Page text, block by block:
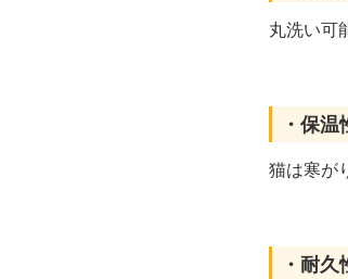
丸洗い可
・保温
猫は寒が
・耐久